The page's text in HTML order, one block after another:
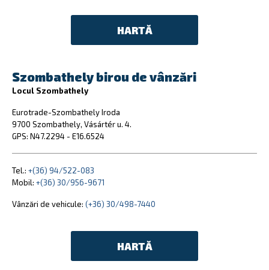
HARTĂ
Szombathely birou de vânzări
Locul Szombathely
Eurotrade-Szombathely Iroda
9700 Szombathely, Vásártér u. 4.
GPS: N47.2294 - E16.6524
Tel.: +(36) 94/522-083
Mobil: +(36) 30/956-9671
Vânzări de vehicule: (+36) 30/498-7440
HARTĂ